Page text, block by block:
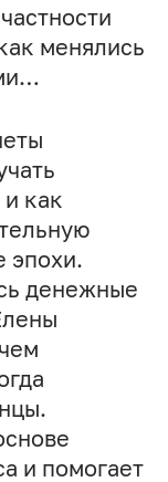
менялись
как
эпохи.
денежные
и помогает